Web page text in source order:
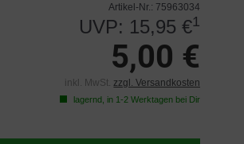
Artikel-Nr.: 75963034
UVP: 15,95 €1
5,00 €
inkl. MwSt. zzgl. Versandkosten
lagernd, in 1-2 Werktagen bei Dir